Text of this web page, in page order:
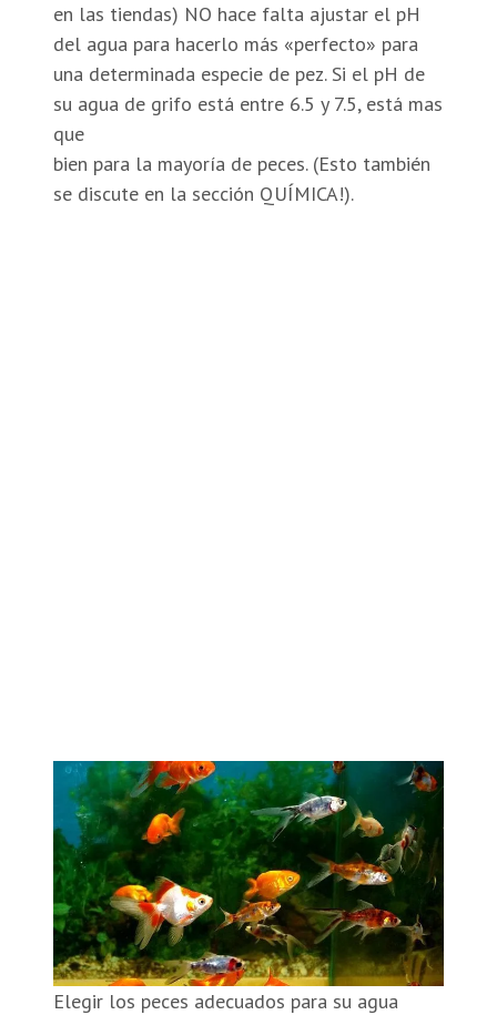
en las tiendas) NO hace falta ajustar el pH
del agua para hacerlo más «perfecto» para
una determinada especie de pez. Si el pH de
su agua de grifo está entre 6.5 y 7.5, está mas
que
bien para la mayoría de peces. (Esto también
se discute en la sección QUÍMICA!).
Elegir los peces adecuados para su agua